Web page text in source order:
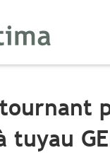
tuyau